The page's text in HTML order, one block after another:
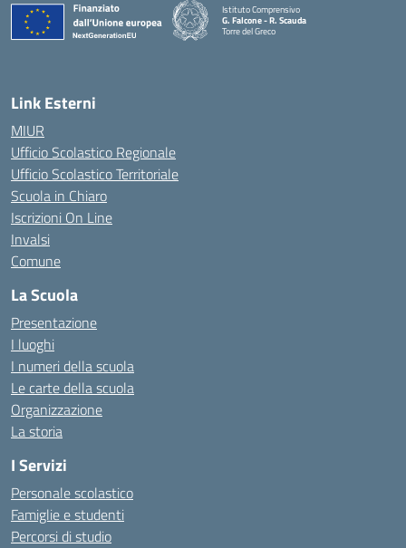
Istituto Comprensivo
G. Falcone - R. Scauda
Torre del Greco
Link Esterni
MIUR
Ufficio Scolastico Regionale
Ufficio Scolastico Territoriale
Scuola in Chiaro
Iscrizioni On Line
Invalsi
Comune
La Scuola
Presentazione
I luoghi
I numeri della scuola
Le carte della scuola
Organizzazione
La storia
I Servizi
Personale scolastico
Famiglie e studenti
Percorsi di studio